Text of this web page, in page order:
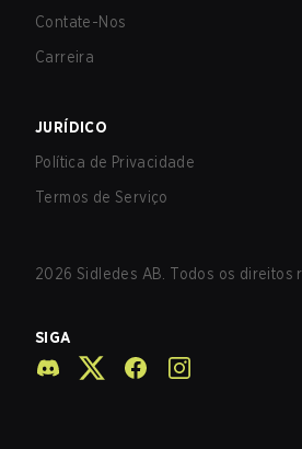
Contate-Nos
Carreira
JURÍDICO
Política de Privacidade
Termos de Serviço
2026 Sidledes AB. Todos os direitos
SIGA